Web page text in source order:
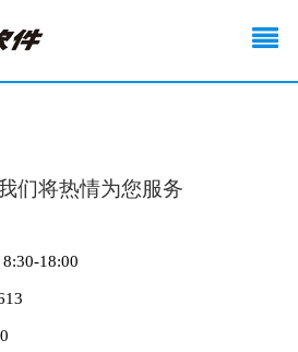
们将热情为您服务
:30-18:00